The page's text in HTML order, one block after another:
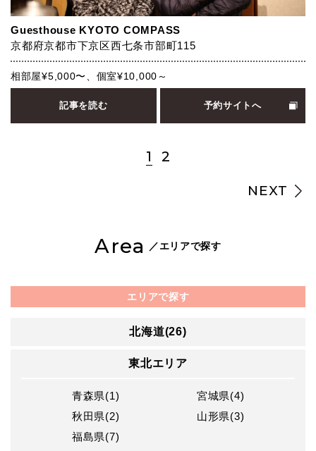
Guesthouse KYOTO COMPASS
京都府京都市下京区西七条市部町115
相部屋¥5,000〜、個室¥10,000～
記事を読む 予約サイトへ
1 2
NEXT
Area ／エリアで探す
エリアで探す
北海道(26)
東北エリア
青森県(1)
宮城県(4)
秋田県(2)
山形県(3)
福島県(7)